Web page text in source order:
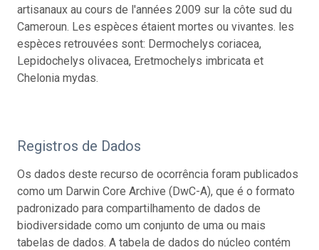
artisanaux au cours de l'années 2009 sur la côte sud du
Cameroun. Les espèces étaient mortes ou vivantes. les
espèces retrouvées sont: Dermochelys coriacea,
Lepidochelys olivacea, Eretmochelys imbricata et
Chelonia mydas.
Registros de Dados
Os dados deste recurso de ocorrência foram publicados
como um Darwin Core Archive (DwC-A), que é o formato
padronizado para compartilhamento de dados de
biodiversidade como um conjunto de uma ou mais
tabelas de dados. A tabela de dados do núcleo contém